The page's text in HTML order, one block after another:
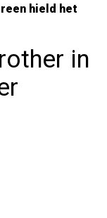
hield het
in